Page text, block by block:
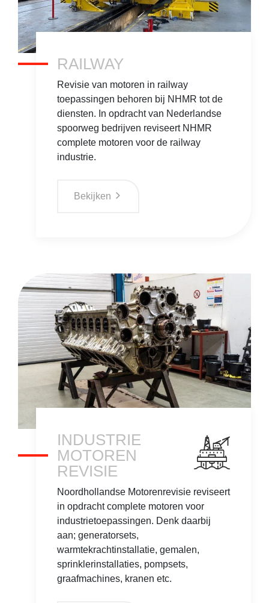
RAILWAY
Revisie van motoren in railway
toepassingen behoren bij NHMR tot de
diensten. In opdracht van Nederlandse
spoorweg bedrijven reviseert NHMR
complete motoren voor de railway
industrie.
Bekijken
INDUSTRIE
MOTOREN
REVISIE
Noordhollandse Motorenrevisie reviseert
in opdracht complete motoren voor
industrietoepassingen. Denk daarbij
aan; generatorsets,
warmtekrachtinstallatie, gemalen,
sprinklerinstallaties, pompsets,
graafmachines, kranen etc.